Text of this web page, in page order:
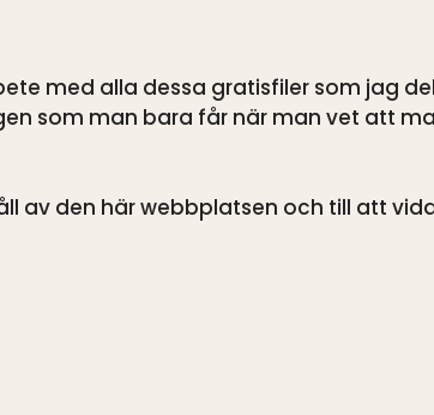
med alla dessa gratisfiler som jag
som man bara får när man vet att
av den här webbplatsen och till att